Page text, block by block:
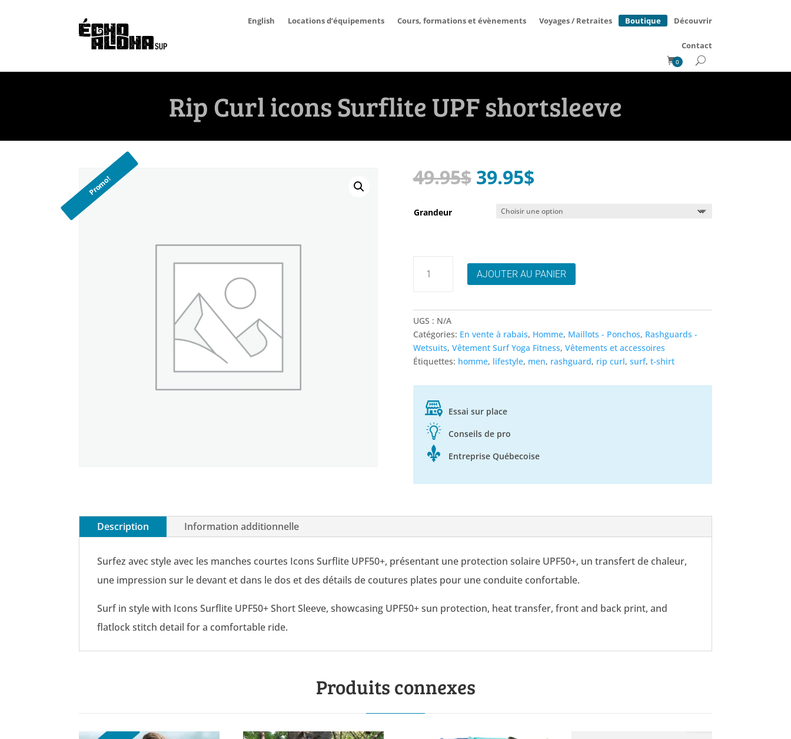
English Locations d’équipements Cours, formations et évènements Voyages / Retraites Boutique Découvrir
Contact
0
Rip Curl icons Surflite UPF shortsleeve
Promo! 49.95$ Le
initial
39.95$Le
actuel
Grandeur
icons
Surflite
UPF
shortsleeve
AJOUTER AU PANIER
UGS : N/A
Catégories: En vente à rabais, Homme, Maillots - Ponchos, Rashguards -
Wetsuits, Vêtement Surf Yoga Fitness, Vêtements et accessoires
Étiquettes: homme, lifestyle, men, rashguard, rip curl, surf, t-shirt
Essai sur place
Conseils de pro
Entreprise Québecoise
Description Information additionnelle
Surfez avec style avec les manches courtes Icons Surflite UPF50+, présentant une protection solaire UPF50+, un transfert de chaleur,
une impression sur le devant et dans le dos et des détails de coutures plates pour une conduite confortable.
Surf in style with Icons Surflite UPF50+ Short Sleeve, showcasing UPF50+ sun protection, heat transfer, front and back print, and
flatlock stitch detail for a comfortable ride.
Produits connexes